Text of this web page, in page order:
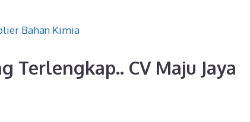
Terlengkap.. CV Maju Jaya